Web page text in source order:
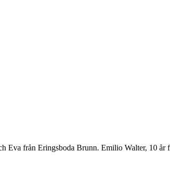
Eva från Eringsboda Brunn. Emilio Walter, 10